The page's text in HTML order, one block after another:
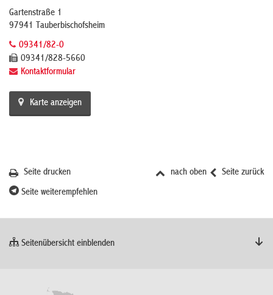
Gartenstraße 1
97941 Tauberbischofsheim
09341/82-0
09341/828-5660
Kontaktformular
Karte anzeigen
Seite zurück
nach oben
Seite drucken
Seite weiterempfehlen
Seitenübersicht einblenden